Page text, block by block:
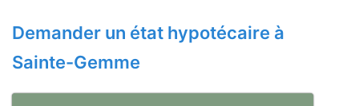
Demander un état hypotécaire à
Sainte-Gemme